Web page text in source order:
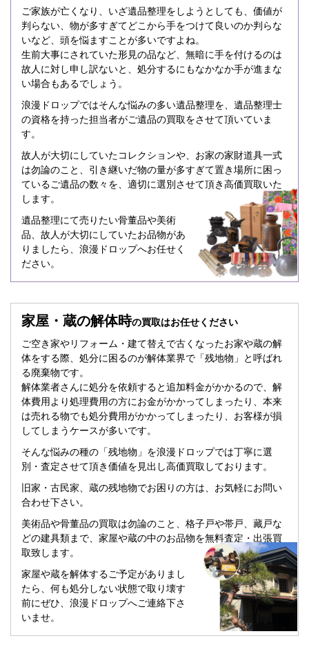
ご家族が亡くなり、いざ遺品整理をしようとしても、価値が
判らない、物が多すぎてどこから手をつけて良いのか判らな
いなど、頭を悩ますことが多いですよね。
生前大事にされていた形見の品など、無暗に手を付けるのは
故人に対し申し訳ないと、処分するにもなかなか手が進まな
い場合もあるでしょう。
浪漫ドロップではそんな悩みの多い遺品整理を、遺品整理士
の資格を持った担当者がご遺品の買取をさせて頂いていま
す。
故人が大切にしていたコレクションや、お家の家財道具一式
は勿論のこと、引き継いだ物の量が多すぎて置き場所に困っ
ているご遺品の数々を、適切に選別させて頂き高価買取いた
します。
遺品整理にて売りたい骨董品や美術
品、故人が大切にしていたお品物があ
りましたら、浪漫ドロップへお任せく
ださい。
家屋・蔵の解体時の買取はお任せください
ご空き家やリフォーム・建て替えで古くなったお家や蔵の解
体をする際、処分に困るのが解体業界で「残地物」と呼ばれ
る廃棄物です。
解体業者さんに処分を依頼すると追加料金がかかるので、解
体費用より処理費用の方にお金がかかってしまったり、本来
は売れる物でも処分費用がかかってしまったり、お客様が損
してしまうケースが多いです。
そんな悩みの種の「残地物」を浪漫ドロップでは丁寧に選
別・査定させて頂き価値を見出し高価買取しております。
旧家・古民家、蔵の残地物でお困りの方は、お気軽にお問い
合わせ下さい。
美術品や骨董品の買取は勿論のこと、格子戸や帯戸、藏戸な
どの建具類まで、家屋や蔵の中のお品物を無料査定・出張買
取致します。
家屋や蔵を解体するご予定がありまし
たら、何も処分しない状態で取り壊す
前にぜひ、浪漫ドロップへご連絡下さ
いませ。